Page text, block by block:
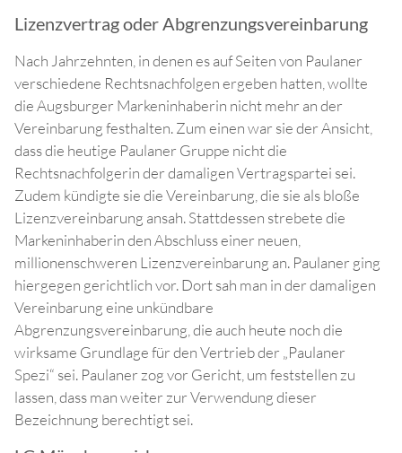
Lizenzvertrag oder Abgrenzungsvereinbarung
Nach Jahrzehnten, in denen es auf Seiten von Paulaner
verschiedene Rechtsnachfolgen ergeben hatten, wollte
die Augsburger Markeninhaberin nicht mehr an der
Vereinbarung festhalten. Zum einen war sie der Ansicht,
dass die heutige Paulaner Gruppe nicht die
Rechtsnachfolgerin der damaligen Vertragspartei sei.
Zudem kündigte sie die Vereinbarung, die sie als bloße
Lizenzvereinbarung ansah. Stattdessen strebete die
Markeninhaberin den Abschluss einer neuen,
millionenschweren Lizenzvereinbarung an. Paulaner ging
hiergegen gerichtlich vor. Dort sah man in der damaligen
Vereinbarung eine unkündbare
Abgrenzungsvereinbarung, die auch heute noch die
wirksame Grundlage für den Vertrieb der „Paulaner
Spezi“ sei. Paulaner zog vor Gericht, um feststellen zu
lassen, dass man weiter zur Verwendung dieser
Bezeichnung berechtigt sei.